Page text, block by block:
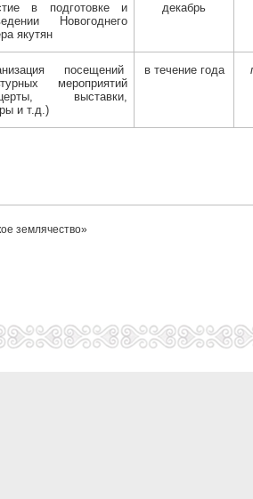
в подготовке и
Новогоднего
якутян
декабрь
посещений
мероприятий
выставки,
и т.д.)
в течение года
землячество»